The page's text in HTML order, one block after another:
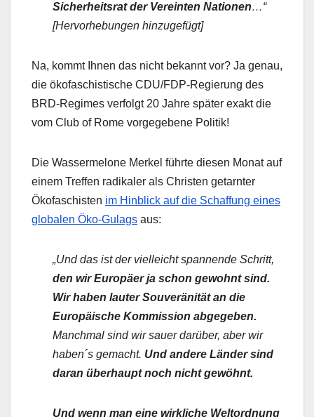
Sicherheitsrat der Vereinten Nationen…“
[Hervorhebungen hinzugefügt]
Na, kommt Ihnen das nicht bekannt vor? Ja genau,
die ökofaschistische CDU/FDP-Regierung des
BRD-Regimes verfolgt 20 Jahre später exakt die
vom Club of Rome vorgegebene Politik!
Die Wassermelone Merkel führte diesen Monat auf
einem Treffen radikaler als Christen getarnter
Ökofaschisten im Hinblick auf die Schaffung eines
globalen Öko-Gulags aus:
„Und das ist der vielleicht spannende Schritt,
den wir Europäer ja schon gewohnt sind.
Wir haben lauter Souveränität an die
Europäische Kommission abgegeben.
Manchmal sind wir sauer darüber, aber wir
haben´s gemacht. Und andere Länder sind
daran überhaupt noch nicht gewöhnt.
Und wenn man eine wirkliche Weltordnung